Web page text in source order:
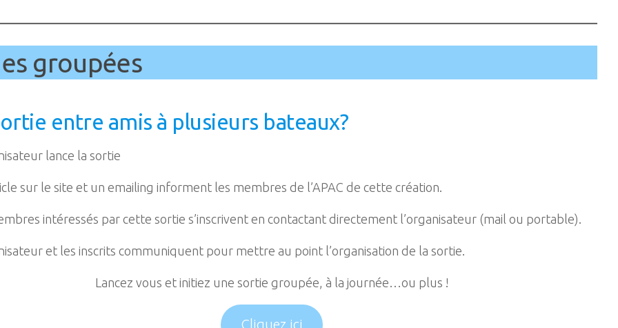
groupées
entre amis à plusieurs bateaux?
lance la sortie
sur le site et un emailing informent les membres de l’APAC de cette création.
intéressés par cette sortie s’inscrivent en contactant directement l’organisateur (mail ou portable).
et les inscrits communiquent pour mettre au point l’organisation de la sortie.
Lancez vous et initiez une sortie groupée, à la journée…ou plus !
Cliquez ici